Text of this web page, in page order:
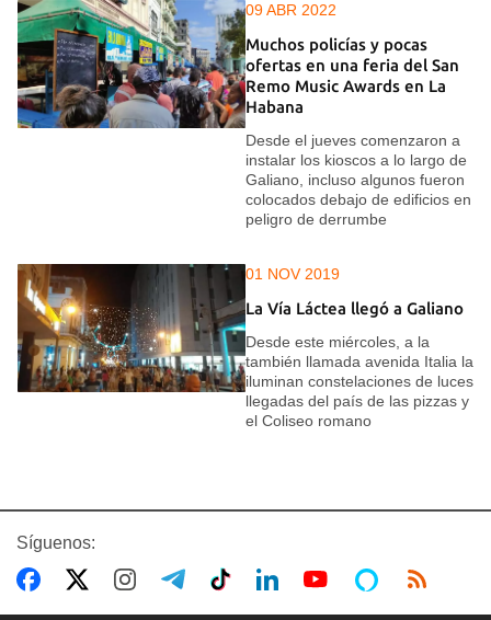
09 ABR 2022
Muchos policías y pocas
ofertas en una feria del San
Remo Music Awards en La
Habana
Desde el jueves comenzaron a
instalar los kioscos a lo largo de
Galiano, incluso algunos fueron
colocados debajo de edificios en
peligro de derrumbe
01 NOV 2019
La Vía Láctea llegó a Galiano
Desde este miércoles, a la
también llamada avenida Italia la
iluminan constelaciones de luces
llegadas del país de las pizzas y
el Coliseo romano
Síguenos: